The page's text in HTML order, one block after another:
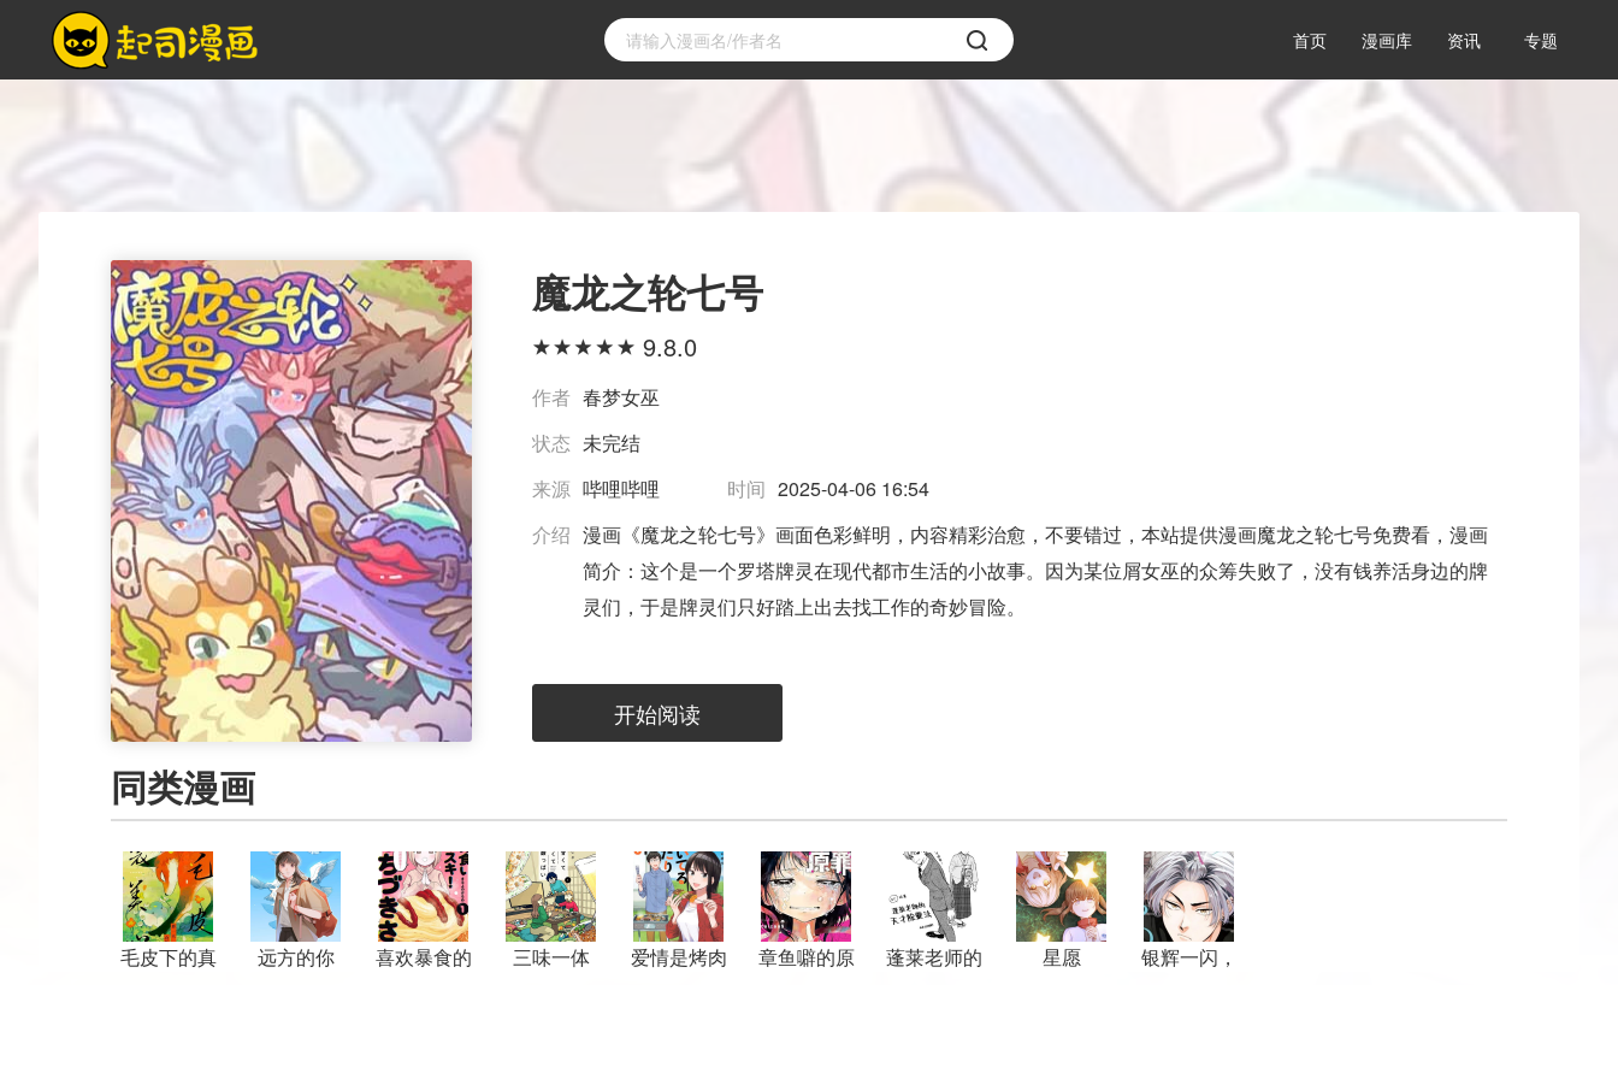
首页 漫画库 资讯 专题
魔龙之轮七号
9.8.0
作者 春梦女巫
状态 未完结
来源 哔哩哔哩 时间 2025-04-06 16:54
介绍 漫画《魔龙之轮七号》画面色彩鲜明，内容精彩治愈，不要错过，本站提供漫画魔龙之轮七号免费看，漫画
简介：这个是一个罗塔牌灵在现代都市生活的小故事。因为某位屑女巫的众筹失败了，没有钱养活身边的牌
灵们，于是牌灵们只好踏上出去找工作的奇妙冒险。
开始阅读
同类漫画
毛皮下的真
远方的你
喜欢暴食的
三味一体
爱情是烤肉
章鱼噼的原
蓬莱老师的
星愿
银辉一闪，